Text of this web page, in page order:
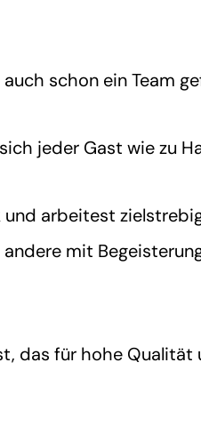
schon ein Team
jeder Gast wie zu
arbeitest
andere mit
das für hohe